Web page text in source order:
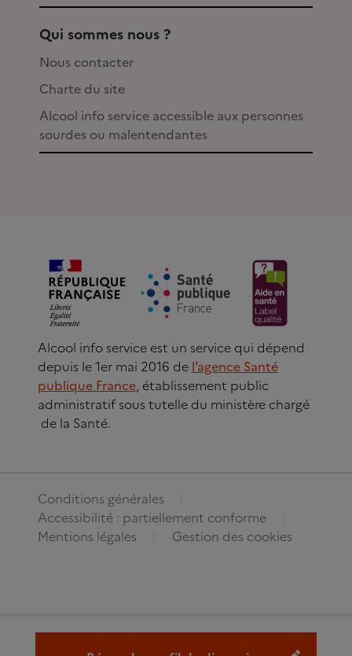
Qui sommes nous ?
Nous contacter
Charte du site
Alcool info service accessible aux personnes
sourdes ou malentendantes
Alcool info service est un service qui dépend
depuis le 1er mai 2016 de l’agence Santé
publique France, établissement public
administratif sous tutelle du ministère chargé
de la Santé.
Conditions générales
Accessibilité : partiellement conforme
Mentions légales
Gestion des cookies